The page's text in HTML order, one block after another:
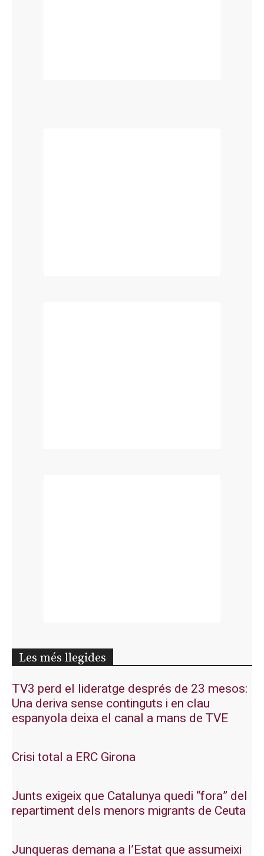
Les més llegides
TV3 perd el lideratge després de 23 mesos:
Una deriva sense continguts i en clau
espanyola deixa el canal a mans de TVE
Crisi total a ERC Girona
Junts exigeix que Catalunya quedi “fora” del
repartiment dels menors migrants de Ceuta
Junqueras demana a l’Estat que assumeixi